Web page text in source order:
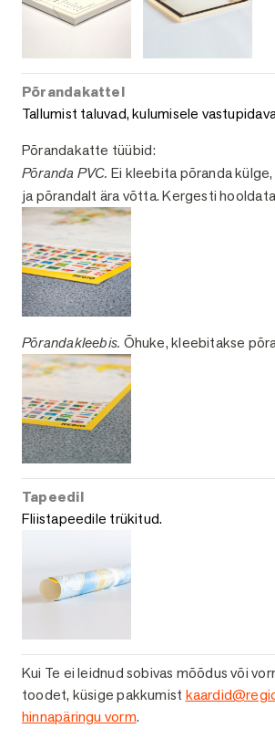
Põrandakattel
Tallumist taluvad, kulumisele
Põrandakatte tüübid:
Põranda PVC. Ei kleebita põranda
ja põrandalt ära võtta. Kergesti
Põrandakleebis. Õhuke, kleebitakse
Tapeedil
Fliistapeedile trükitud.
Kui Te ei leidnud sobivas mõõdus või
toodet, küsige pakkumist
hinnapäringu vorm.